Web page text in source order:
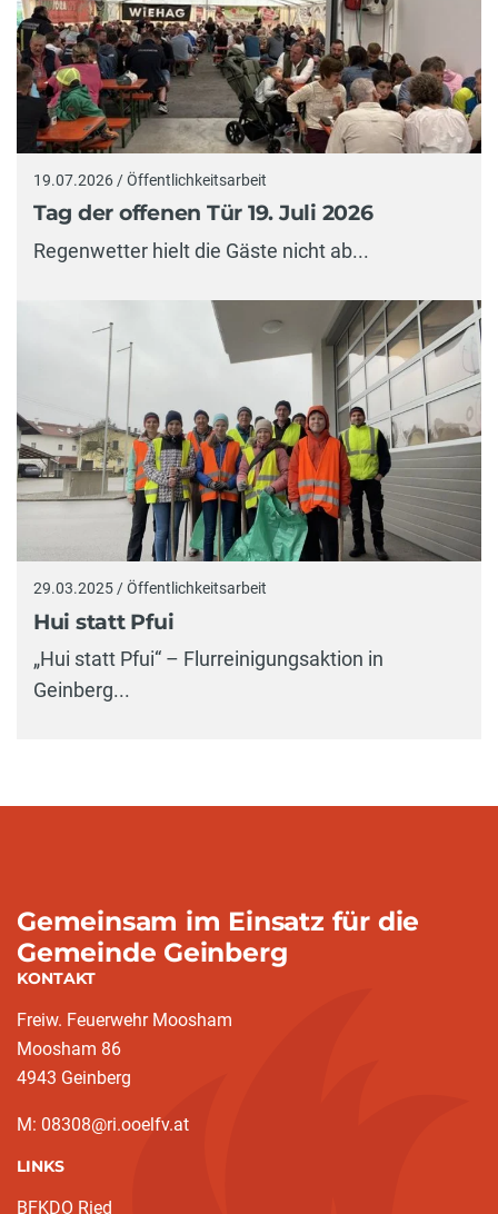
19.07.2026 / Öffentlichkeitsarbeit
Tag der offenen Tür 19. Juli 2026
Regenwetter hielt die Gäste nicht ab...
29.03.2025 / Öffentlichkeitsarbeit
Hui statt Pfui
„Hui statt Pfui“ – Flurreinigungsaktion in
Geinberg...
Gemeinsam im Einsatz für die
Gemeinde Geinberg
KONTAKT
Freiw. Feuerwehr Moosham
Moosham 86
4943 Geinberg
M: 08308@ri.ooelfv.at
LINKS
BFKDO Ried